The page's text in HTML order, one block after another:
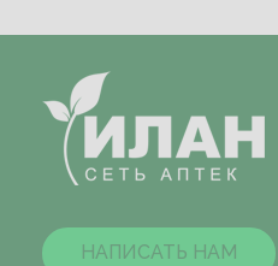
НАПИСАТЬ НАМ